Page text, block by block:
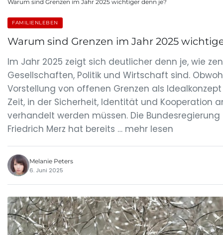
Warum sind Grenzen im Jahr 2025 wichtiger denn je?
FAMILIENLEBEN
Warum sind Grenzen im Jahr 2025
Im Jahr 2025 zeigt sich deutlicher denn je, wie
Gesellschaften, Politik und Wirtschaft sind.
Vorstellung von offenen Grenzen als
Zeit, in der Sicherheit, Identität und Kooperation
verhandelt werden müssen. Die Bundesregierung
Friedrich Merz hat bereits … mehr lesen
Melanie Peters
6. Juni 2025